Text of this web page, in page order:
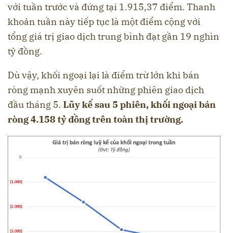
với tuần trước và đứng tại 1.915,37 điểm. Thanh
khoản tuần này tiếp tục là một điểm cộng với
tổng giá trị giao dịch trung bình đạt gần 19 nghìn
tỷ đồng.
Dù vậy, khối ngoại lại là điểm trừ lớn khi bán
ròng mạnh xuyên suốt những phiên giao dịch
đầu tháng 5. Lũy kế sau 5 phiên, khối ngoại bán
ròng4.158tỷ đồng trên toàn thị trường.